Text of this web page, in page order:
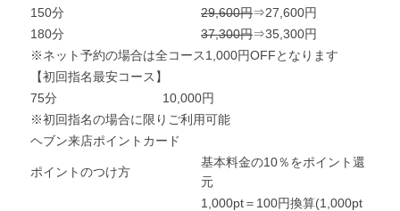
150分
29,600円⇒27,600円
180分
37,300円⇒35,300円
※ネット予約の場合は全コース1,000円OFFとなります
【初回指名最安コース】
75分
10,000円
※初回指名の場合に限りご利用可能
ヘブン来店ポイントカード
ポイントのつけ方
基本料金の10％をポイント還
元
1,000pt＝100円換算(1,000pt